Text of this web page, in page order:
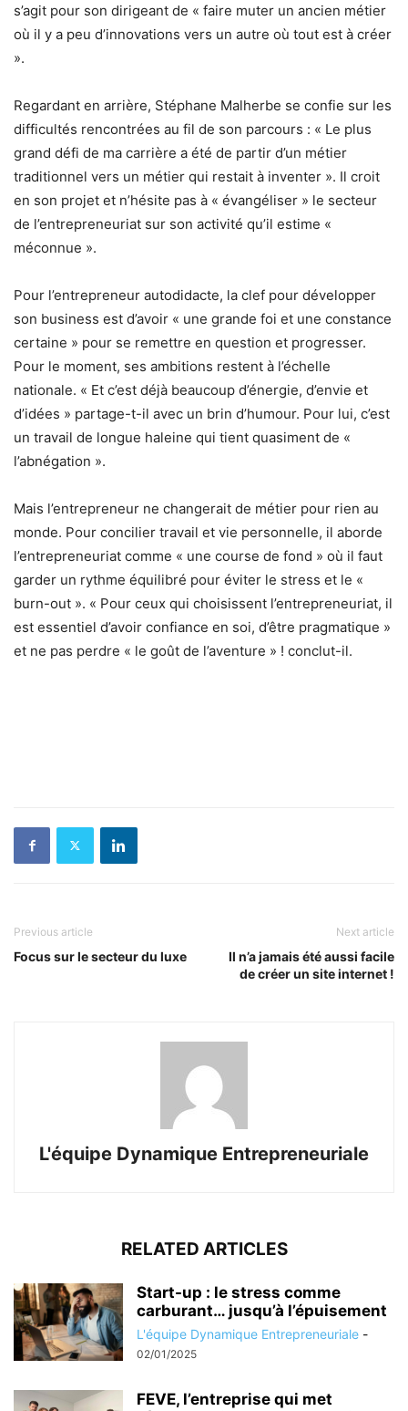
s’agit pour son dirigeant de « faire muter un ancien métier
où il y a peu d’innovations vers un autre où tout est à créer
».
Regardant en arrière, Stéphane Malherbe se confie sur les
difficultés rencontrées au fil de son parcours : « Le plus
grand défi de ma carrière a été de partir d’un métier
traditionnel vers un métier qui restait à inventer ». Il croit
en son projet et n’hésite pas à « évangéliser » le secteur
de l’entrepreneuriat sur son activité qu’il estime «
méconnue ».
Pour l’entrepreneur autodidacte, la clef pour développer
son business est d’avoir « une grande foi et une constance
certaine » pour se remettre en question et progresser.
Pour le moment, ses ambitions restent à l’échelle
nationale. « Et c’est déjà beaucoup d’énergie, d’envie et
d’idées » partage-t-il avec un brin d’humour. Pour lui, c’est
un travail de longue haleine qui tient quasiment de «
l’abnégation ».
Mais l’entrepreneur ne changerait de métier pour rien au
monde. Pour concilier travail et vie personnelle, il aborde
l’entrepreneuriat comme « une course de fond » où il faut
garder un rythme équilibré pour éviter le stress et le «
burn-out ». « Pour ceux qui choisissent l’entrepreneuriat, il
est essentiel d’avoir confiance en soi, d’être pragmatique »
et ne pas perdre « le goût de l’aventure » ! conclut-il.
Previous article
Focus sur le secteur du luxe
Next article
Il n’a jamais été aussi facile
de créer un site internet !
L'équipe Dynamique Entrepreneuriale
RELATED ARTICLES
Start-up : le stress comme
carburant… jusqu’à l’épuisement
L'équipe Dynamique Entrepreneuriale -
02/01/2025
FEVE, l’entreprise qui met